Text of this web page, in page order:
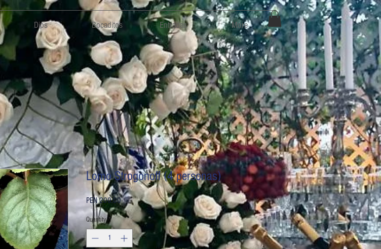
Dips Bocaditos Entradas More
Lomo Strogonoff (4 personas)
PEN 200.00Price
Quantity *